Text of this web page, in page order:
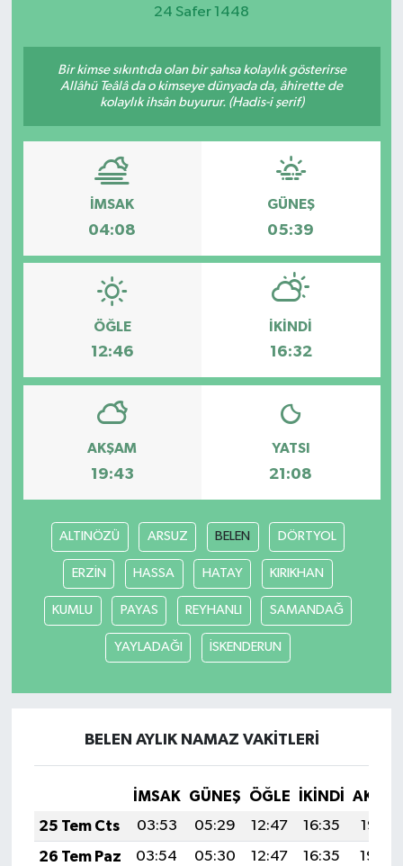
24 Safer 1448
Bir kimse sıkıntıda olan bir şahsa kolaylık gösterirse
Allâhü Teâlâ da o kimseye dünyada da, âhirette de
kolaylık ihsân buyurur. (Hadis-i şerif)
İMSAK
04:08
GÜNEŞ
05:39
ÖĞLE
12:46
İKINDI
16:32
AKŞAM
19:43
YATSI
21:08
ALTINÖZÜ ARSUZ BELEN DÖRTYOL
ERZİN HASSA HATAY KIRIKHAN
KUMLU PAYAS REYHANLI SAMANDAĞ
YAYLADAĞI İSKENDERUN
BELEN AYLIK NAMAZ VAKITLERI
İMSAK GÜNEŞ ÖĞLE İKINDI
25 Tem Cts
03:53 05:29 12:47 16:35
19:55
26 Tem Paz
03:54 05:30 12:47 16:35
19:54
Etkinlikler